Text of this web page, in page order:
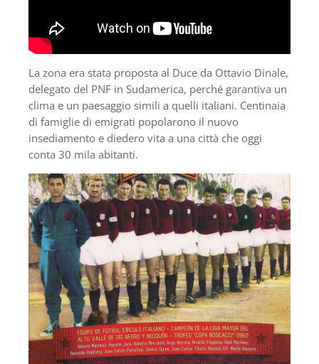
La zona era stata proposta al Duce da Ottavio Dinale,
delegato del PNF in Sudamerica, perché garantiva un
clima e un paesaggio simili a quelli italiani. Centinaia
di famiglie di emigrati popolarono il nuovo
insediamento e diedero vita a una città che oggi
conta 30 mila abitanti.